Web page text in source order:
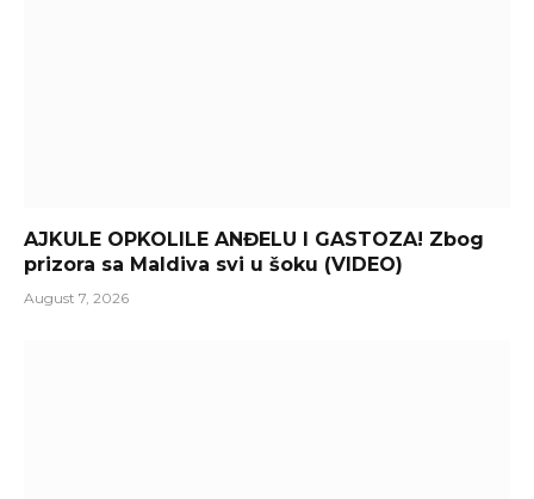
AJKULE OPKOLILE ANĐELU I GASTOZA! Zbog
prizora sa Maldiva svi u šoku (VIDEO)
August 7, 2026